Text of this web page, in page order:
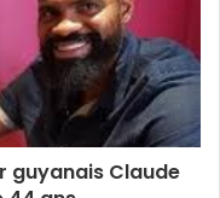
guyanais Claude